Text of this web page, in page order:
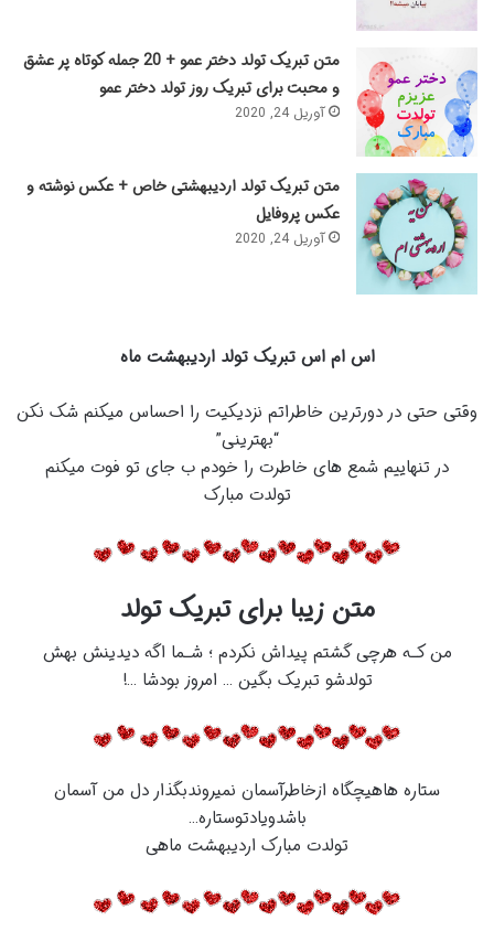
متن تبریک تولد دختر عمو + 20 جمله کوتاه پر عشق
و محبت برای تبریک روز تولد دختر عمو
آوریل 24, 2020
متن تبریک تولد اردیبهشتی خاص + عکس نوشته و
عکس پروفایل
آوریل 24, 2020
اس ام اس تبریک تولد اردیبهشت ماه
وقتی حتی در دورترین خاطراتم نزدیکیت را احساس میکنم شک نکن
“بهترینی”
در تنهاییم شمع های خاطرت را خودم ب جای تو فوت میکنم
تولدت مبارک
متن زیبا برای تبریک تولد
من کـه هرچی گشتم پیداش نکردم ؛ شـما اگه دیدینش بهش
تولدشو تبریک بگین … امروز بودشا …!
ستاره هاهیچگاه ازخاطرآسمان نمیروندبگذار دل من آسمان
باشدویادتوستاره…
تولدت مبارک اردیبهشت ماهی